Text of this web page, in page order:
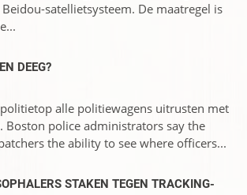
satellietsysteem. De maatregel is
DEEG?
alle politiewagens uitrusten met
Boston police administrators say the
the ability to see where officers...
STAKEN TEGEN TRACKING-